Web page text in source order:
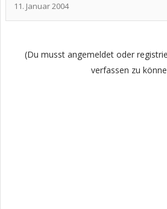
11. Januar 2004
(Du musst angemeldet oder
verfassen zu